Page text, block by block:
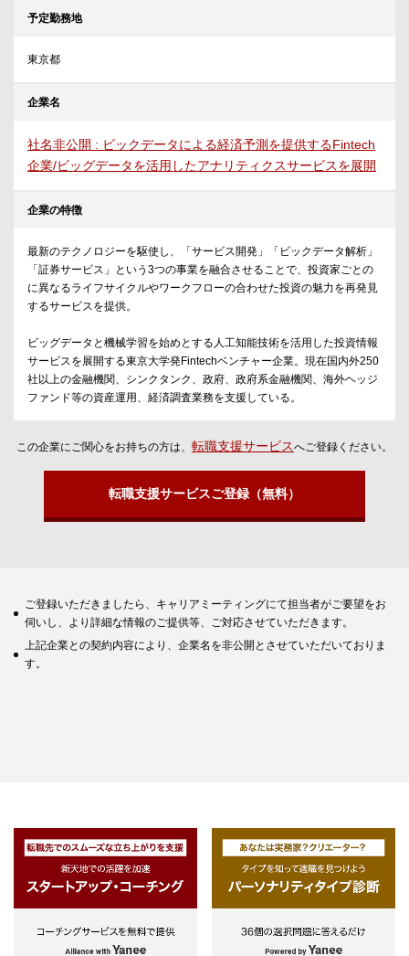
予定勤務地
東京都
企業名
社名非公開 : ビックデータによる経済予測を提供するFintech
企業/ビッグデータを活用したアナリティクスサービスを展開
企業の特徴
最新のテクノロジーを駆使し、「サービス開発」「ビックデータ解析」
「証券サービス」という3つの事業を融合させることで、投資家ごとの
に異なるライフサイクルやワークフローの合わせた投資の魅力を再発見
するサービスを提供。
ビッグデータと機械学習を始めとする人工知能技術を活用した投資情報
サービスを展開する東京大学発Fintechベンチャー企業。現在国内外250
社以上の金融機関、シンクタンク、政府、政府系金融機関、海外ヘッジ
ファンド等の資産運用、経済調査業務を支援している。
この企業にご関心をお持ちの方は、 転職支援サービスへご登録ください。
転職支援サービスご登録（無料）
ご登録いただきましたら、キャリアミーティングにて担当者がご要望をお
伺いし、より詳細な情報のご提供等、ご対応させていただきます。
上記企業との契約内容により、企業名を非公開とさせていただいておりま
す。